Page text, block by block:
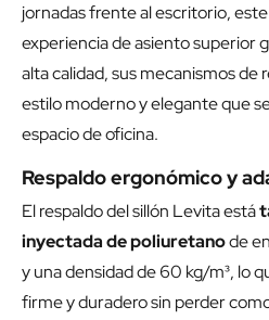
jornadas frente al escritorio,
experiencia de asiento superior
alta calidad, sus mecanismos de
estilo moderno y elegante que
espacio de oficina.
Respaldo ergonómico y
El respaldo del sillón Levita está
inyectada de poliuretanode
y una densidad de 60 kg/m³, lo
firme y duradero sin perder